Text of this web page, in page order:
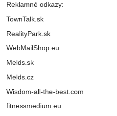
Reklamné odkazy:
TownTalk.sk
RealityPark.sk
WebMailShop.eu
Melds.sk
Melds.cz
Wisdom-all-the-best.com
fitnessmedium.eu